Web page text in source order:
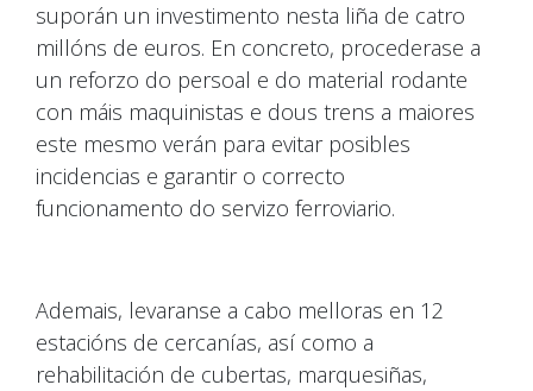
suporán un investimento nesta liña de catro
millóns de euros. En concreto, procederase a
un reforzo do persoal e do material rodante
con máis maquinistas e dous trens a maiores
este mesmo verán para evitar posibles
incidencias e garantir o correcto
funcionamento do servizo ferroviario.
Ademais, levaranse a cabo melloras en 12
estacións de cercanías, así como a
rehabilitación de cubertas, marquesiñas,